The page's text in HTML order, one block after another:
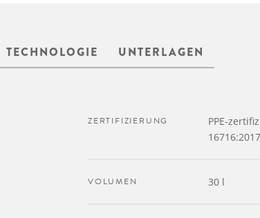
TECHNOLOGIE UNTERLAGEN
ZERTIFIZIERUNG
PPE-
16716:2017
VOLUMEN 30 l